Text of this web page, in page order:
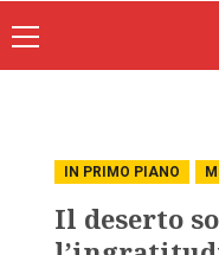
IN PRIMO PIANO
Il deserto